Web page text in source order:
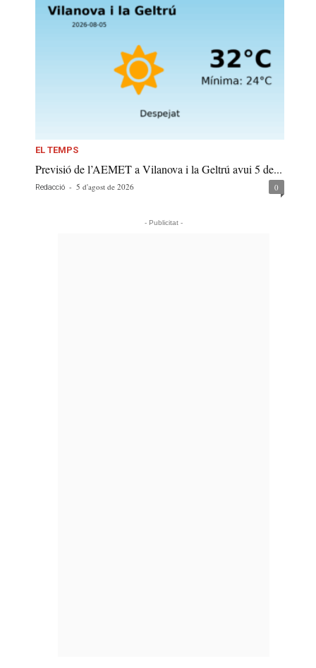
EL TEMPS
Previsió de l’AEMET a Vilanova i la Geltrú avui 5 de...
Redacció - 5 d'agost de 2026 0
- Publicitat -